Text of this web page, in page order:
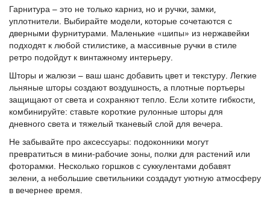
Гарнитура – это не только карниз, но и ручки, замки,
уплотнители. Выбирайте модели, которые сочетаются с
дверными фурнитурами. Маленькие «шипы» из нержавейки
подходят к любой стилистике, а массивные ручки в стиле
ретро подойдут к винтажному интерьеру.
Шторы и жалюзи – ваш шанс добавить цвет и текстуру. Легкие
льняные шторы создают воздушность, а плотные портьеры
защищают от света и сохраняют тепло. Если хотите гибкости,
комбинируйте: ставьте короткие рулонные шторы для
дневного света и тяжелый тканевый слой для вечера.
Не забывайте про аксессуары: подоконники могут
превратиться в мини-рабочие зоны, полки для растений или
фоторамки. Несколько горшков с суккулентами добавят
зелени, а небольшие светильники создадут уютную атмосферу
в вечернее время.